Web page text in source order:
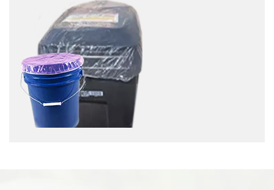
entornos.Características principales:• Las cubiertas
de plástico bloquean eficazmente el polvo y la
suciedad, proporcionando una protección fiable
para los equipos.• Los revestimientos de plástico
actúan como capas internas higiénicas,
simplificando la limpieza y reduciendo la suciedad.•
Fabricados en plástico ligero y resistente, son
flexibles para diferentes usos.• Su diseño
desechable garantiza una alta higiene y una fácil
sustitución.Como fabricante profesional, Uclean